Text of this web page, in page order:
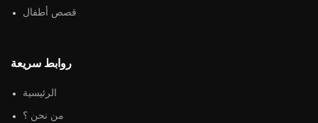
قصص أطفال
روابط سريعة
الرئيسية
من نحن ؟